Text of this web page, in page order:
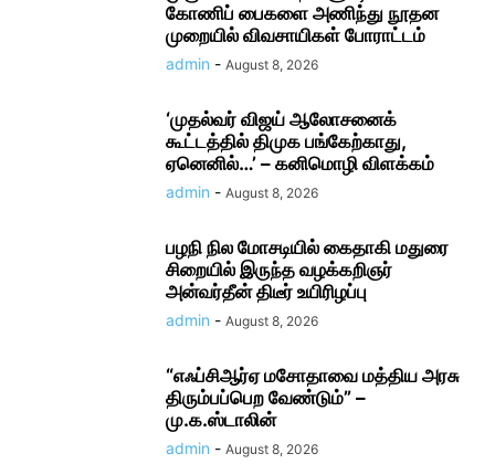
கோணிப் பைகளை அணிந்து நூதன
முறையில் விவசாயிகள் போராட்டம்
admin - August 8, 2026
‘முதல்வர் விஜய் ஆலோசனைக்
கூட்டத்தில் திமுக பங்கேற்காது,
ஏனெனில்…’ – கனிமொழி விளக்கம்
admin - August 8, 2026
பழநி நில மோசடியில் கைதாகி மதுரை
சிறையில் இருந்த வழக்கறிஞர்
அன்வர்தீன் திடீர் உயிரிழப்பு
admin - August 8, 2026
“எஃப்சிஆர்ஏ மசோதாவை மத்திய அரசு
திரும்பப்பெற வேண்டும்” –
மு.க.ஸ்டாலின்
admin - August 8, 2026